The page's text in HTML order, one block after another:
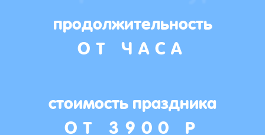
продолжительность
ОТ ЧАСА
стоимость праздника
ОТ 3900 Р